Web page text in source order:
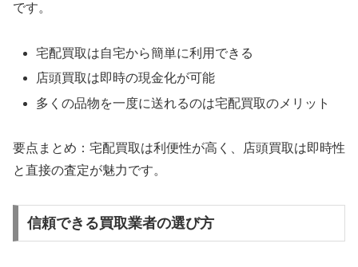
です。
宅配買取は自宅から簡単に利用できる
店頭買取は即時の現金化が可能
多くの品物を一度に送れるのは宅配買取のメリット
要点まとめ：宅配買取は利便性が高く、店頭買取は即時性
と直接の査定が魅力です。
信頼できる買取業者の選び方